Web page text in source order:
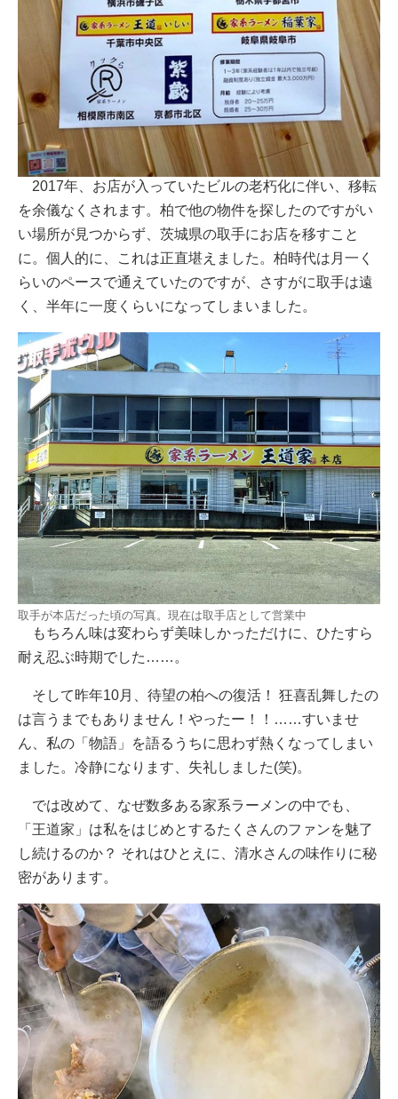
2017年、お店が入っていたビルの老朽化に伴い、移転
を余儀なくされます。柏で他の物件を探したのですがい
い場所が見つからず、茨城県の取手にお店を移すこと
に。個人的に、これは正直堪えました。柏時代は月一く
らいのペースで通えていたのですが、さすがに取手は遠
く、半年に一度くらいになってしまいました。
取手が本店だった頃の写真。現在は取手店として営業中
もちろん味は変わらず美味しかっただけに、ひたすら
耐え忍ぶ時期でした……。
そして昨年10月、待望の柏への復活！ 狂喜乱舞したの
は言うまでもありません！やったー！！……すいませ
ん、私の「物語」を語るうちに思わず熱くなってしまい
ました。冷静になります、失礼しました(笑)。
では改めて、なぜ数多ある家系ラーメンの中でも、
「王道家」は私をはじめとするたくさんのファンを魅了
し続けるのか？ それはひとえに、清水さんの味作りに秘
密があります。